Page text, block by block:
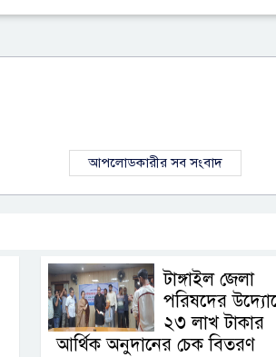
আপলোডকারীর সব সংবাদ
টাঙ্গাইল জেলা
পরিষদের
২৩ লাখ টাকার
আর্থিক অনুদানের চেক বিতরণ